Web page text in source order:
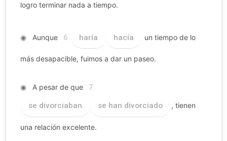
logro terminar nada a tiempo.
◉Aunque 6 haría hacía un tiempo de lo
más desapacible, fuimos a dar un paseo.
◉A pesar de que 7
se divorciaban se han divorciado , tienen
una relación excelente.